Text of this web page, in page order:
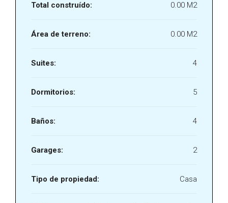
Total construído: 0.00 M2
Área de terreno: 0.00 M2
Suites: 4
Dormitorios: 5
Baños: 4
Garages: 2
Tipo de propiedad: Casa